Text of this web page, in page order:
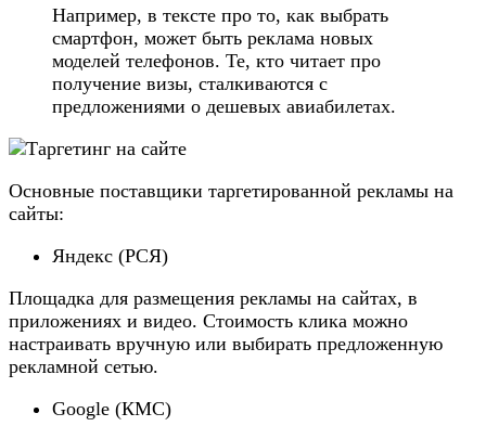
Например, в тексте про то, как выбрать
смартфон, может быть реклама новых
моделей телефонов. Те, кто читает про
получение визы, сталкиваются с
предложениями о дешевых авиабилетах.
Основные поставщики таргетированной рекламы на
сайты:
Яндекс (РСЯ)
Площадка для размещения рекламы на сайтах, в
приложениях и видео. Стоимость клика можно
настраивать вручную или выбирать предложенную
рекламной сетью.
Google (КМС)